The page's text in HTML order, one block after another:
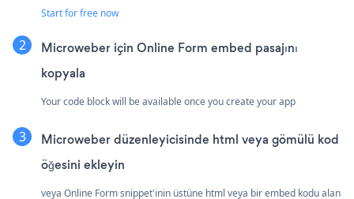
Start for free now
Microweber için Online Form embed pasajını
kopyala
Your code block will be available once you create your app
Microweber düzenleyicisinde html veya gömülü kod
öğesini ekleyin
veya Online Form snippet'inin üstüne html veya bir embed kodu alan